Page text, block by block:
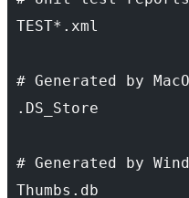
TEST*.xml
# Generated by
.DS_Store
# Generated by
Thumbs.db